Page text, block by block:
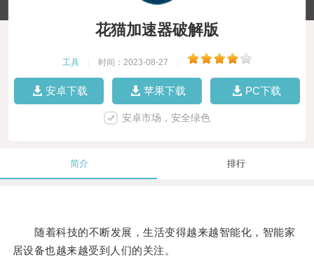
花猫加速器破解版
工具 时间：2023-08-27
安卓下载 苹果下载 PC下载
安卓市场，安全绿色
简介 排行
随着科技的不断发展，生活变得越来越智能化，智能家
居设备也越来越受到人们的关注。